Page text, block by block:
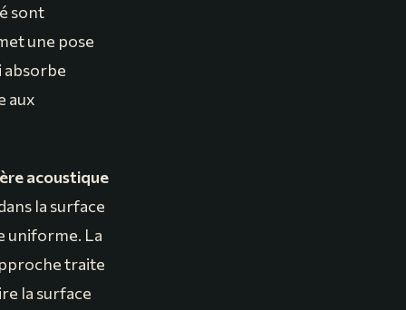
sont
une pose
absorbe
aux
acoustique
la surface
uniforme. La
traite
la surface